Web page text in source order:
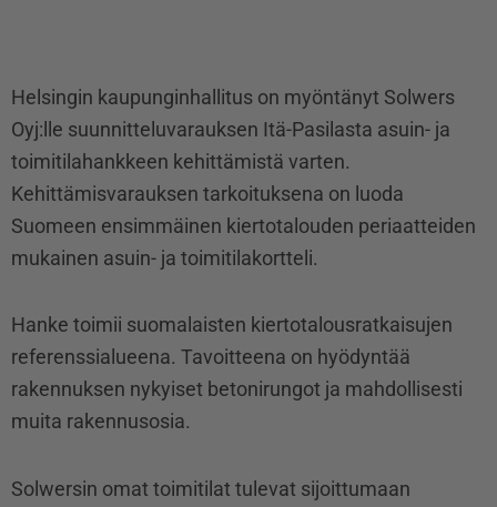
Helsingin kaupunginhallitus on myöntänyt Solwers
Oyj:lle suunnitteluvarauksen Itä-Pasilasta asuin- ja
toimitilahankkeen kehittämistä varten.
Kehittämisvarauksen tarkoituksena on luoda
Suomeen ensimmäinen kiertotalouden periaatteiden
mukainen asuin- ja toimitilakortteli.
Hanke toimii suomalaisten kiertotalousratkaisujen
referenssialueena. Tavoitteena on hyödyntää
rakennuksen nykyiset betonirungot ja mahdollisesti
muita rakennusosia.
Solwersin omat toimitilat tulevat sijoittumaan